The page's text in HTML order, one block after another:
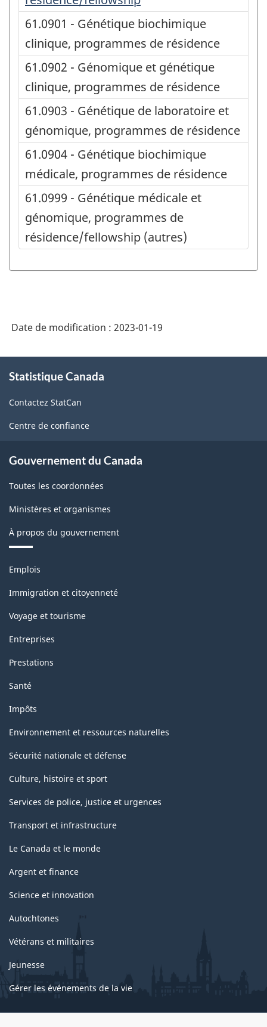
61.0901 - Génétique biochimique
clinique, programmes de résidence
61.0902 - Génomique et génétique
clinique, programmes de résidence
61.0903 - Génétique de laboratoire et
génomique, programmes de résidence
61.0904 - Génétique biochimique
médicale, programmes de résidence
61.0999 - Génétique médicale et
génomique, programmes de
résidence/fellowship (autres)
Date de modification : 2023-01-19
propos
ce
site
Statistique Canada
Contactez StatCan
Centre de confiance
Gouvernement du Canada
Toutes les coordonnées
Ministères et organismes
À propos du gouvernement
Thèmes
sujets
Emplois
Immigration et citoyenneté
Voyage et tourisme
Entreprises
Prestations
Santé
Impôts
Environnement et ressources naturelles
Sécurité nationale et défense
Culture, histoire et sport
Services de police, justice et urgences
Transport et infrastructure
Le Canada et le monde
Argent et finance
Science et innovation
Autochtones
Vétérans et militaires
Jeunesse
Gérer les événements de la vie